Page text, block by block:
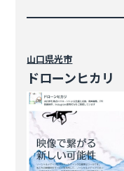
山口県光市
ドローンヒカリ